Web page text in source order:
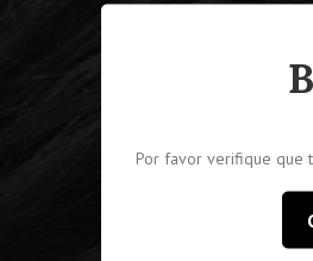
Por favor verifique que